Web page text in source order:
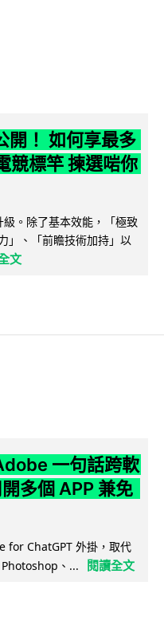
開！ 如何享最多
標竿 揀選啱你
。除了基本效能，「極致
」、「前瞻技術加持」以
文
一句話跨軟
多個 APP 兼免
for ChatGPT 外掛，取代
、...
閱讀全文